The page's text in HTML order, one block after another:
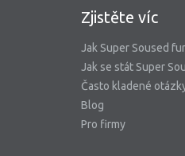
Zjistěte víc
Jak Super Soused
Jak se stát Super
Často kladené
Blog
Pro firmy